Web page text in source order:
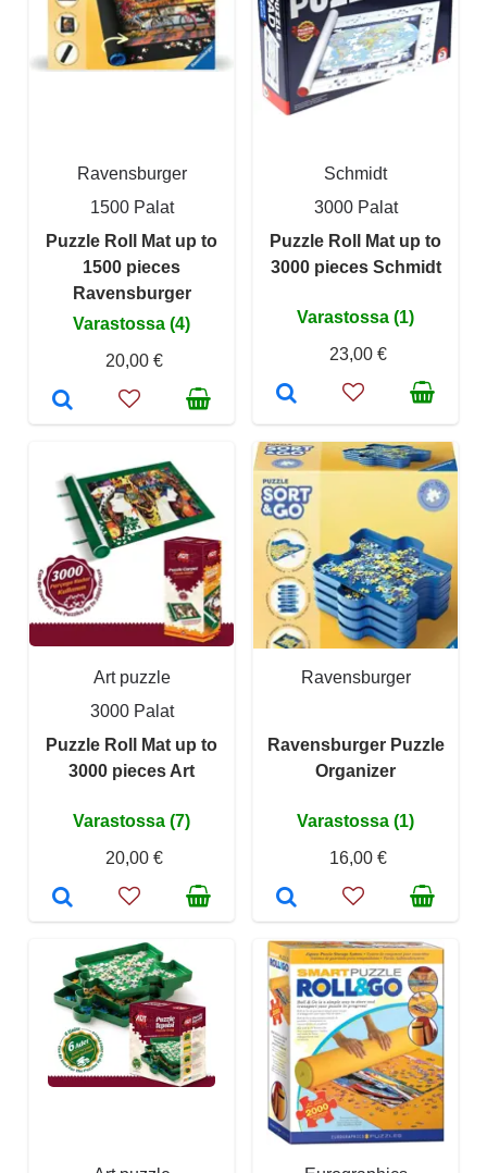
Ravensburger
1500 Palat
Puzzle Roll Mat up to
1500 pieces
Ravensburger
Varastossa (4)
20,00 €
Schmidt
3000 Palat
Puzzle Roll Mat up to
3000 pieces Schmidt
Varastossa (1)
23,00 €
Art puzzle
3000 Palat
Puzzle Roll Mat up to
3000 pieces Art
Varastossa (7)
20,00 €
Ravensburger
Ravensburger Puzzle
Organizer
Varastossa (1)
16,00 €